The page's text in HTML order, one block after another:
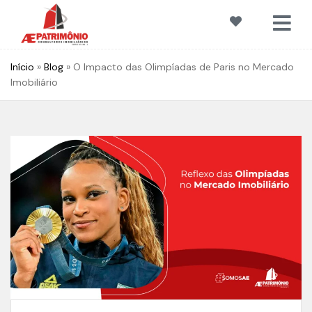
Início » Blog » O Impacto das Olimpíadas de Paris no Mercado
Imobiliário